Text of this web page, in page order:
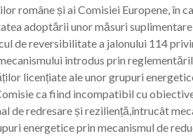
române și ai Comisiei Europene, în
adoptării unor măsuri
de reversibilitate a jalonului 114
introdus prin
licențiate ale unor grupuri
ca fiind incompatibil cu
de redresare și reziliență,întrucât
energetice prin mecanismul de